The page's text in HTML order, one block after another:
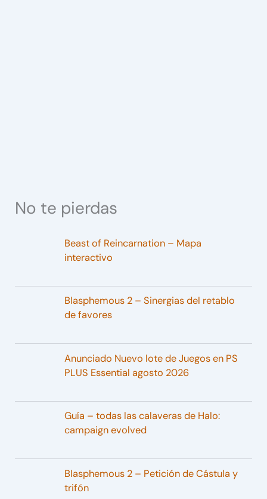
No te pierdas
Beast of Reincarnation – Mapa
interactivo
Blasphemous 2 – Sinergias del retablo
de favores
Anunciado Nuevo lote de Juegos en PS
PLUS Essential agosto 2026
Guía – todas las calaveras de Halo:
campaign evolved
Blasphemous 2 – Petición de Cástula y
trifón